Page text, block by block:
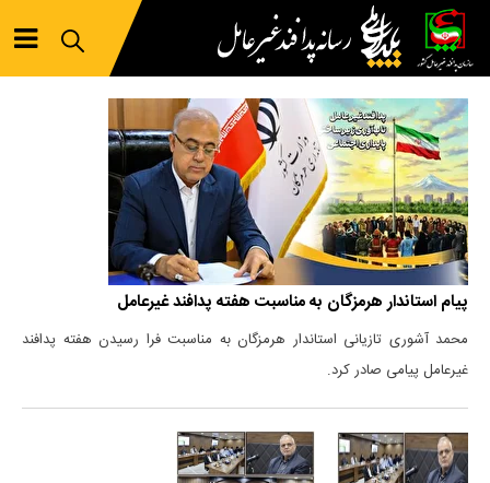
پیام استاندار هرمزگان به مناسبت هفته پدافند غیرعامل
محمد آشوری تازیانی استاندار هرمزگان به مناسبت فرا رسیدن هفته پدافند
غیرعامل پیامی صادر کرد.